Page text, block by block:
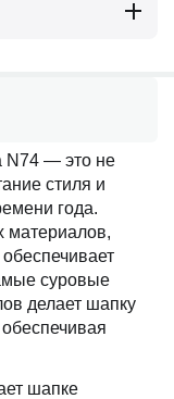
N74 — это не
стиля и
года.
материалов,
суровые
делает шапку
шапке